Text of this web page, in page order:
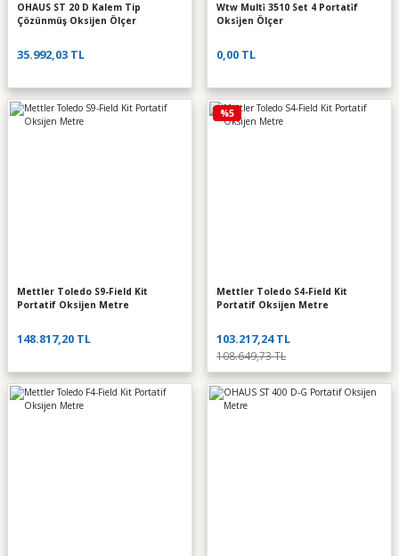
OHAUS ST 20 D Kalem Tip
Çözünmüş Oksijen Ölçer
35.992,03 TL
Wtw Multi̇ 3510 Set 4 Portati̇f
Oksi̇jen Ölçer
0,00 TL
Mettler Toledo S9-Field Kit
Portatif Oksijen Metre
148.817,20 TL
%5
Mettler Toledo S4-Field Kit
Portatif Oksijen Metre
103.217,24 TL
108.649,73 TL